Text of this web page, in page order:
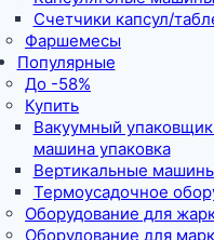
Счетчики капсул/
Фаршемесы
Популярные
До -58%
Купить
Вакуумный
машина упаковка
Вертикальные
Термоусадочное
Оборудование для
Оборудование для